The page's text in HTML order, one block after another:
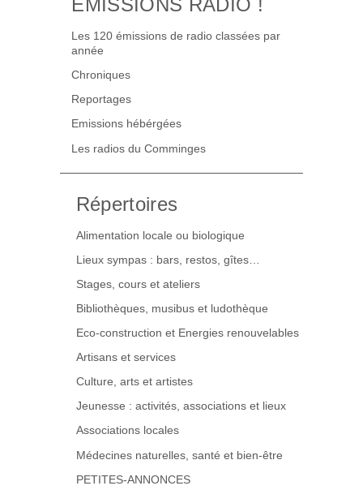
Les 120 émissions de radio classées par
année
Chroniques
Reportages
Emissions hébérgées
Les radios du Comminges
Répertoires
Alimentation locale ou biologique
Lieux sympas : bars, restos, gîtes…
Stages, cours et ateliers
Bibliothèques, musibus et ludothèque
Eco-construction et Energies renouvelables
Artisans et services
Culture, arts et artistes
Jeunesse : activités, associations et lieux
Associations locales
Médecines naturelles, santé et bien-être
PETITES-ANNONCES